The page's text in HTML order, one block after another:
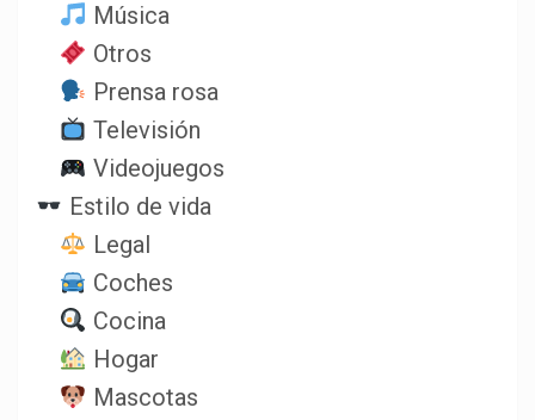
Música
Otros
Prensa rosa
Televisión
Videojuegos
Estilo de vida
Legal
Coches
Cocina
Hogar
Mascotas